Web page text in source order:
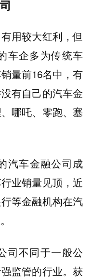
用较大红利，但
车企多为传统车
量前16名中，有
有自己的汽车金
哪吒、零跑、塞
汽车金融公司成
业销量见顶，近
等金融机构在汽
司不同于一般公
监管的行业。获